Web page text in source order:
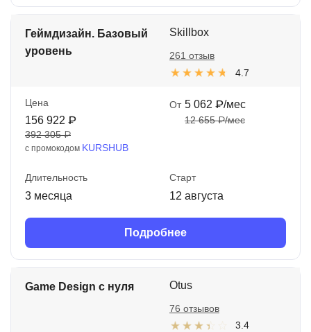
Геймдизайн. Базовый
уровень
Skillbox
4.7
261 отзыв
Цена
156 922 ₽
392 305 ₽
с промокодом KURSHUB
От 5 062 ₽/мес
12 655 ₽/мес
Длительность
3 месяца
Старт
12 августа
Подробнее
Game Design с нуля Otus
3.4
76 отзывов